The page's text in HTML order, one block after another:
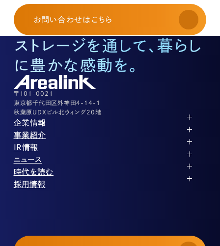
お申し込み・お問い合わせ
03-3526-8568
土地活用に関するお問い合わせ
03-3526-8574
底地に関するお問い合わせ
03-3526-8572
株式に関するお問い合わせ
03-3526-8556
その他上記に当てはまらない案件等
03-3526-8556
お問い合わせ はこちら
ストレージを通して、暮らし
に豊かな感動を。
〒101-0021
東京都千代田区外神田4-14-1
秋葉原UDXビル北ウィング20階
企業情報
代表メッセージ
企業理念
会社概要
役員紹介
沿革
コーポレートガバナンス
事業紹介
ストレージ事業
パートナー制度
ストレージライフ
土地権利整備事業
オフィス事業
アセット事業
IR情報
IRカレンダー
中期経営計画
事業等のリスク
株式・株主情報
ニュース
PR
IR
時代を読む
投稿一覧
採用情報
採用エントリー